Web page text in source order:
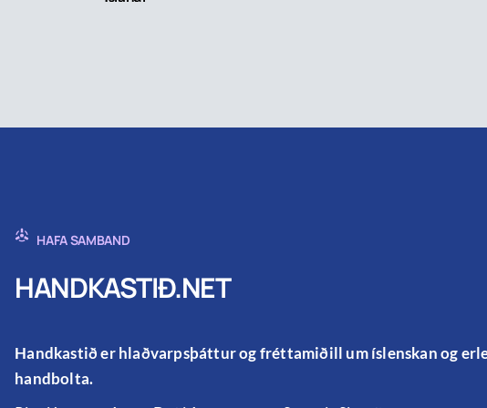
HAFA SAMBAND
HANDKASTIÐ.NET
Handkastið er hlaðvarpsþáttur og fréttamiðill um íslenskan og
handbolta.